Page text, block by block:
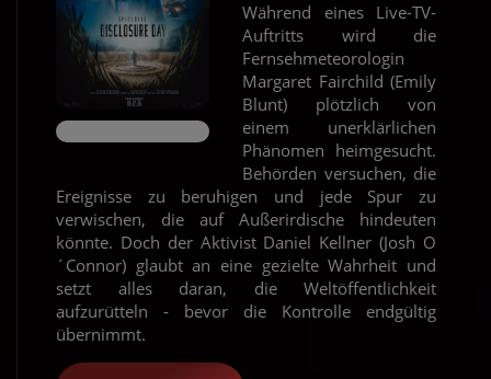
Während eines Live-TV-
Auftritts wird die
Fernsehmeteorologin
Margaret Fairchild (Emily
Blunt) plötzlich von
einem unerklärlichen
Phänomen heimgesucht.
Behörden versuchen, die
Ereignisse zu beruhigen und jede Spur zu
verwischen, die auf Außerirdische hindeuten
könnte. Doch der Aktivist Daniel Kellner (Josh O
´Connor) glaubt an eine gezielte Wahrheit und
setzt alles daran, die Weltöffentlichkeit
aufzurütteln - bevor die Kontrolle endgültig
übernimmt.